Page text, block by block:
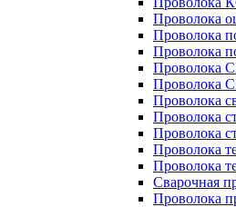
Проволока
Проволока
Проволока
Проволока
Проволока
Проволока
Проволока
Проволока
Проволока
Проволока
Сварочная
Проволока